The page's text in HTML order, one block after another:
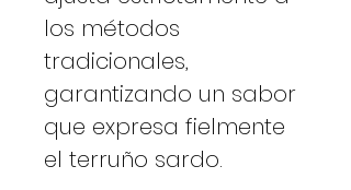
los métodos
tradicionales,
garantizando un sabor
que expresa fielmente
el terruño sardo.